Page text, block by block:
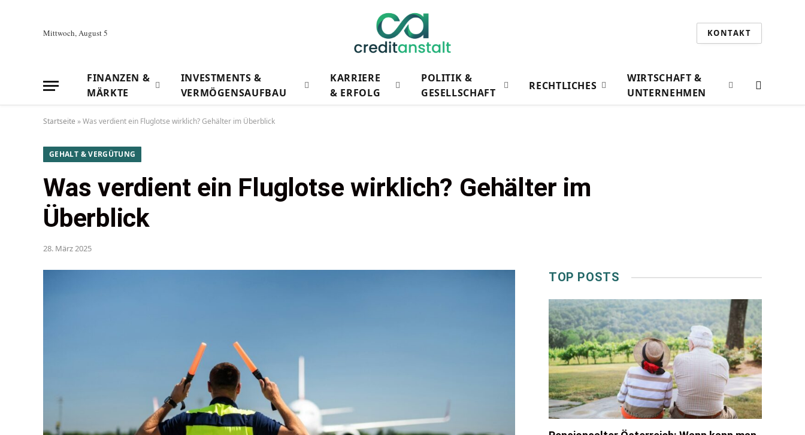
Mittwoch, August 5 KONTAKT
FINANZEN &
MÄRKTE
INVESTMENTS &
VERMÖGENSAUFBAU
KARRIERE
& ERFOLG
POLITIK &
GESELLSCHAFT
RECHTLICHES
WIRTSCHAFT &
UNTERNEHMEN
Startseite »Was verdient ein Fluglotse wirklich? Gehälter im Überblick
GEHALT & VERGÜTUNG
Was verdient ein Fluglotse wirklich? Gehälter im
Überblick
28. März 2025
TOP POSTS